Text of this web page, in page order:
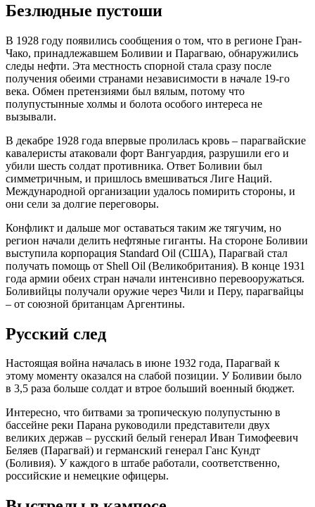
Безлюдные пустоши
В 1928 году появились сообщения о том, что в регионе Гран-
Чако, принадлежавшем Боливии и Парагваю, обнаружились
следы нефти. Эта местность спорной стала сразу после
получения обеими странами независимости в начале 19-го
века. Обмен претензиями был вялым, потому что
полупустынные холмы и болота особого интереса не
вызывали.
В декабре 1928 года впервые пролилась кровь – парагвайские
кавалеристы атаковали форт Вангуардия, разрушили его и
убили шесть солдат противника. Ответ Боливии был
симметричным, и пришлось вмешиваться Лиге Наций.
Международной организации удалось помирить стороны, и
они сели за долгие переговоры.
Конфликт и дальше мог оставаться таким же тягучим, но
регион начали делить нефтяные гиганты. На стороне Боливии
выступила корпорация Standard Oil (США), Парагвай стал
получать помощь от Shell Oil (Великобритания). В конце 1931
года армии обеих стран начали интенсивно перевооружаться.
Боливийцы получали оружие через Чили и Перу, парагвайцы
– от союзной британцам Аргентины.
Русский след
Настоящая война началась в июне 1932 года, Парагвай к
этому моменту оказался на слабой позиции. У Боливии было
в 3,5 раза больше солдат и втрое больший военный бюджет.
Интересно, что битвами за тропическую полупустыню в
бассейне реки Парана руководили представители двух
великих держав – русский белый генерал Иван Тимофеевич
Беляев (Парагвай) и германский генерал Ганс Кундт
(Боливия). У каждого в штабе работали, соответственно,
российские и немецкие офицеры.